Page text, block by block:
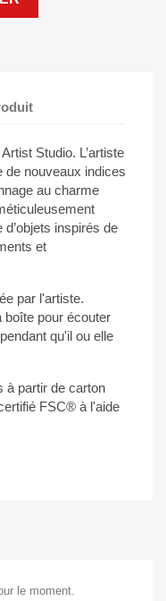
Studio. L’artiste
de nouveaux indices
au charme
d’objets inspirés de
et
par l'artiste.
boîte pour écouter
qu'il ou elle
à partir de carton
FSC® à l'aide
le moment.